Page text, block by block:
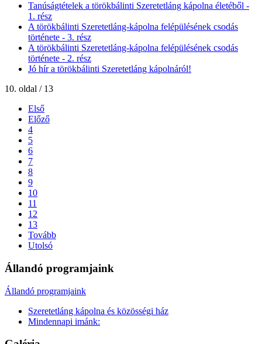
Tanúságtételek a törökbálinti Szeretetláng kápolna életéből -
1. rész
A törökbálinti Szeretetláng-kápolna felépülésének csodás
története - 3. rész
A törökbálinti Szeretetláng-kápolna felépülésének csodás
története - 2. rész
Jó hír a törökbálinti Szeretetláng kápolnáról!
10. oldal / 13
Első
Előző
4
5
6
7
8
9
10
11
12
13
Tovább
Utolsó
Állandó programjaink
Állandó programjaink
Szeretetláng kápolna és közösségi ház
Mindennapi imánk: